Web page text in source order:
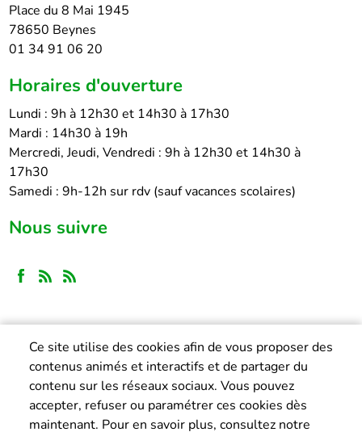
Place du 8 Mai 1945
78650 Beynes
01 34 91 06 20
Horaires d'ouverture
Lundi : 9h à 12h30 et 14h30 à 17h30
Mardi : 14h30 à 19h
Mercredi, Jeudi, Vendredi : 9h à 12h30 et 14h30 à
17h30
Samedi : 9h-12h sur rdv (sauf vacances scolaires)
Nous suivre
Ce site utilise des cookies afin de vous proposer des
contenus animés et interactifs et de partager du
contenu sur les réseaux sociaux. Vous pouvez
accepter, refuser ou paramétrer ces cookies dès
maintenant. Pour en savoir plus, consultez notre